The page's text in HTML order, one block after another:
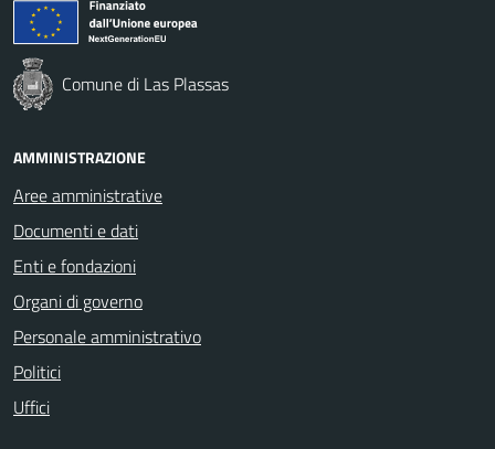
Comune di Las Plassas
AMMINISTRAZIONE
Aree amministrative
Documenti e dati
Enti e fondazioni
Organi di governo
Personale amministrativo
Politici
Uffici